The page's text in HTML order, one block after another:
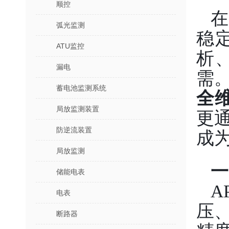
顺控
弧光监测
ATU监控
漏电
蓄电池监测系统
局放监测装置
防逆流装置
局放监测
储能电表
电表
断路器
稳
析
需
全
更
成
压